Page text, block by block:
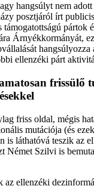
hangsúlyt nem
posztjáról írt
pártok
Árnyékkormányát,
hangsúlyozza
ellenzéki párt
frissülő
friss oldal, mégis
mutációja (és
is láthatóvá teszik az
Német Szilvi is
az ellenzéki